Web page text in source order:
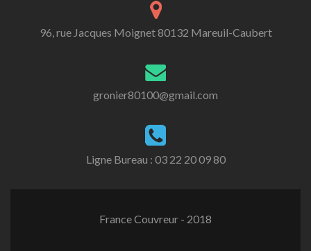
96, rue Jacques Moignet 80132 Mareuil-Caubert
gronier80100@gmail.com
Ligne Bureau : 03 22 20 09 80
France Couvreur - 2018